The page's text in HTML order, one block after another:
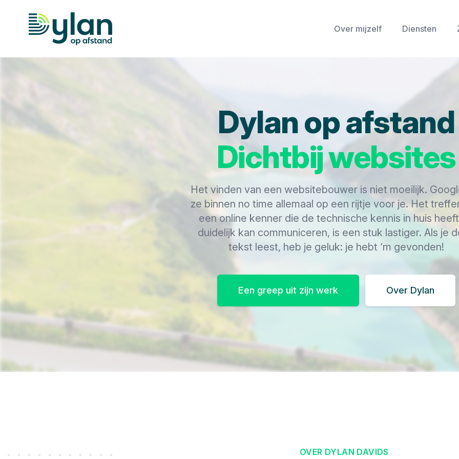
Dylan op Afstand
Over mijzelf
Diensten
Dylan op afstand
Dichtbij websites
Het vinden van een websitebouwer is niet moeilijk.
ze binnen no time allemaal op een rijtje voor je. Het
een online kenner die de technische kennis in huis
duidelijk kan communiceren, is een stuk lastiger. Als je
tekst leest, heb je geluk: je hebt ‘m gevonden!
Een greep uit zijn werk Over Dylan
OVER DYLAN DAVIDS